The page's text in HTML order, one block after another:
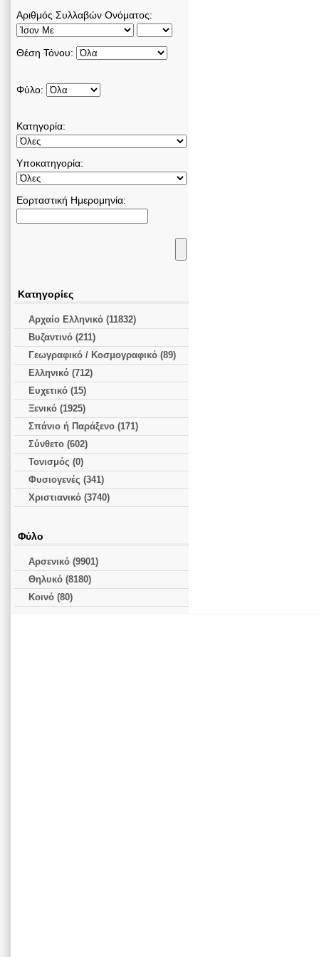
Αριθμός Συλλαβών Ονόματος:
Θέση Τόνου:
Φύλο:
Κατηγορία:
Υποκατηγορία:
Εορταστική Ημερομηνία:
Κατηγορίες
Αρχαίο Ελληνικό (11832)
Βυζαντινό (211)
Γεωγραφικό / Κοσμογραφικό (89)
Ελληνικό (712)
Ευχετικό (15)
Ξενικό (1925)
Σπάνιο ή Παράξενο (171)
Σύνθετο (602)
Τονισμός (0)
Φυσιογενές (341)
Χριστιανικό (3740)
Φύλο
Αρσενικό (9901)
Θηλυκό (8180)
Κοινό (80)